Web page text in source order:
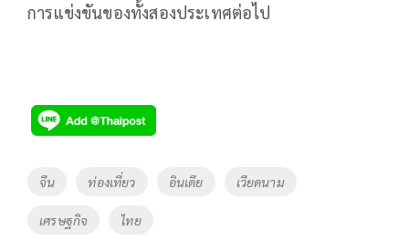
การแข่งขันของทั้งสองประเทศต่อไป
Tags
จีน ท่องเที่ยว อินเดีย เวียดนาม
เศรษฐกิจ ไทย